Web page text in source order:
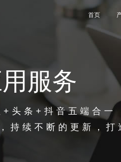
首页
能应用 SaaS版商城
服务
头条+抖音五端合一
持续不断的更新，